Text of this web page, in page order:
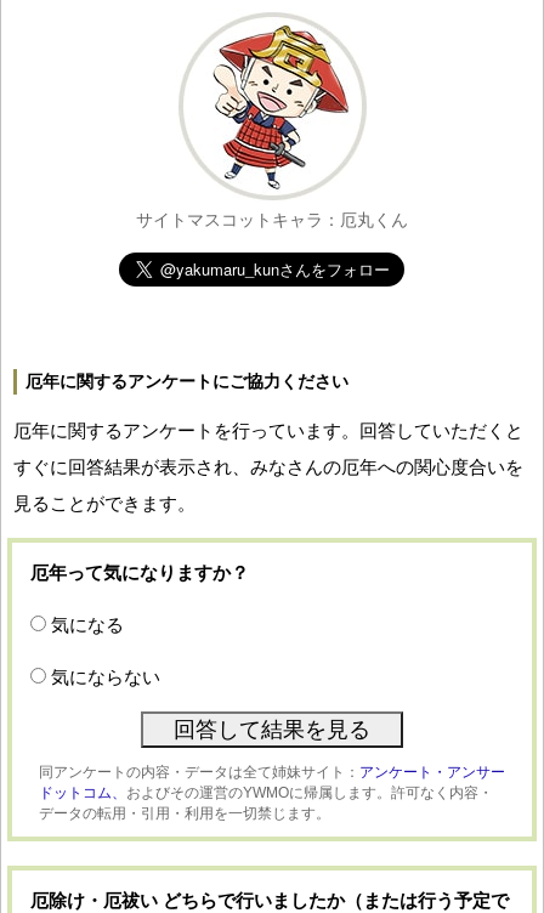
サイトマスコットキャラ：厄丸くん
厄年に関するアンケートにご協力ください
厄年に関するアンケートを行っています。回答していただくと
すぐに回答結果が表示され、みなさんの厄年への関心度合いを
見ることができます。
厄年って気になりますか？
気になる
気にならない
同アンケートの内容・データは全て姉妹サイト： アンケート・アンサー
ドットコム、 およびその運営のYWMOに帰属します。許可なく内容・
データの転用・引用・利用を一切禁じます。
厄除け・厄祓い どちらで行いましたか（または行う予定で